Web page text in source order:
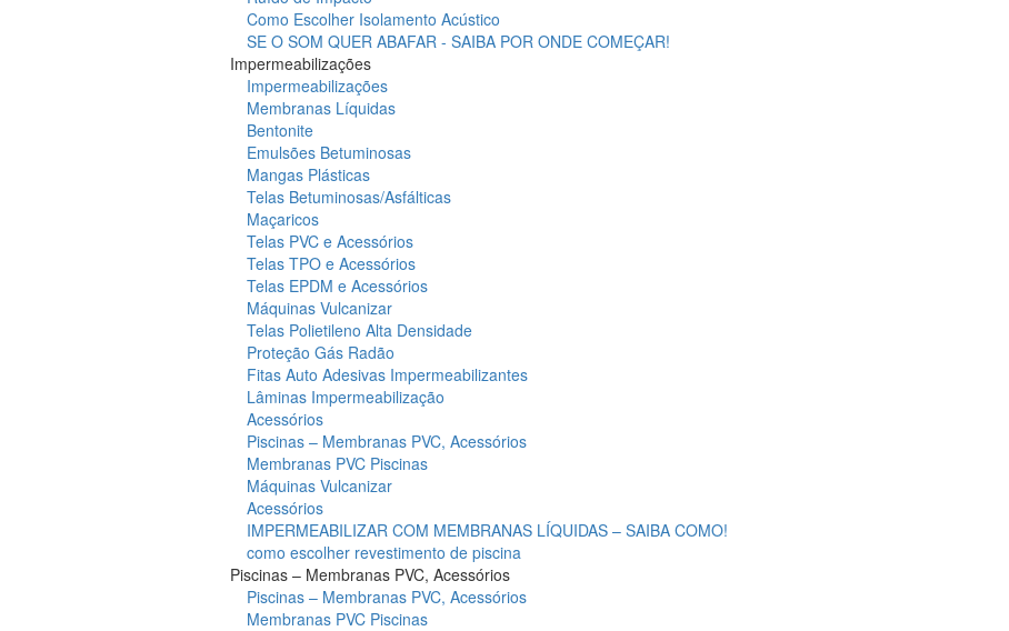
Como Escolher Isolamento Acústico
SE O SOM QUER ABAFAR - SAIBA POR ONDE COMEÇAR!
Impermeabilizações
Impermeabilizações
Membranas Líquidas
Bentonite
Emulsões Betuminosas
Mangas Plásticas
Telas Betuminosas/Asfálticas
Maçaricos
Telas PVC e Acessórios
Telas TPO e Acessórios
Telas EPDM e Acessórios
Máquinas Vulcanizar
Telas Polietileno Alta Densidade
Proteção Gás Radão
Fitas Auto Adesivas Impermeabilizantes
Lâminas Impermeabilização
Acessórios
Piscinas – Membranas PVC, Acessórios
Membranas PVC Piscinas
Máquinas Vulcanizar
Acessórios
IMPERMEABILIZAR COM MEMBRANAS LÍQUIDAS – SAIBA COMO!
como escolher revestimento de piscina
Piscinas – Membranas PVC, Acessórios
Piscinas – Membranas PVC, Acessórios
Membranas PVC Piscinas